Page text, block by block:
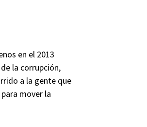
en el 2013
la corrupción,
a la gente que
mover la